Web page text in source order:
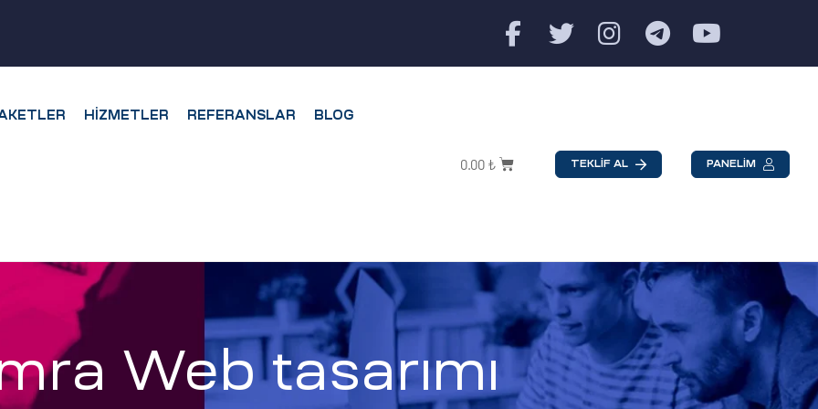
HIZMETLER REFERANSLAR BLOG
0.00 ₺ TEKLİF AL PANELİM
Web tasarımı